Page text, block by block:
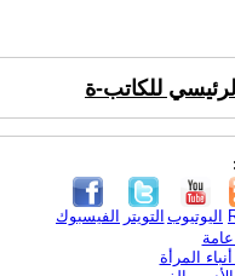
للكاتب-ة
الفيسبوك التويتر اليوتيوب
عامة
المرأة